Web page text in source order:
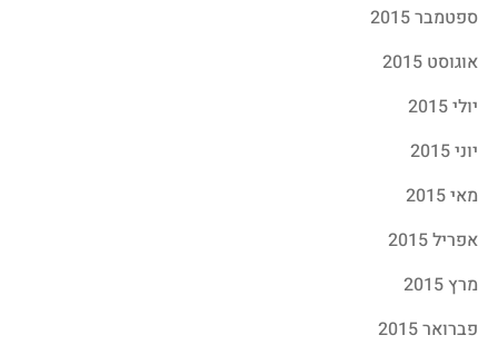
ספטמבר 2015
אוגוסט 2015
יולי 2015
יוני 2015
מאי 2015
אפריל 2015
מרץ 2015
פברואר 2015